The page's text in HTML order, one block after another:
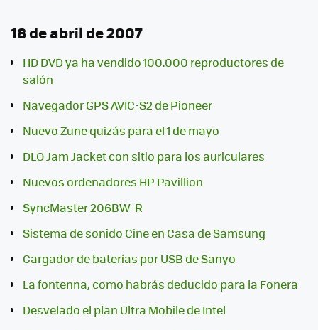
18 de abril de 2007
HD DVD ya ha vendido 100.000 reproductores de
salón
Navegador GPS AVIC-S2 de Pioneer
Nuevo Zune quizás para el 1 de mayo
DLO Jam Jacket con sitio para los auriculares
Nuevos ordenadores HP Pavillion
SyncMaster 206BW-R
Sistema de sonido Cine en Casa de Samsung
Cargador de baterías por USB de Sanyo
La fontenna, como habrás deducido para la Fonera
Desvelado el plan Ultra Mobile de Intel